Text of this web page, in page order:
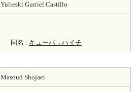
Yulieski Gurriel Castillo
国名 : キューバ→ハイチ
Masoud Shojaei